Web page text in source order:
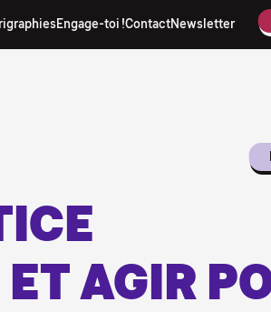
Engage-toi !ContactNewsletter
AGIR